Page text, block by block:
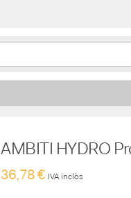
AMBITI HYDRO
36,78 € IVA inclòs